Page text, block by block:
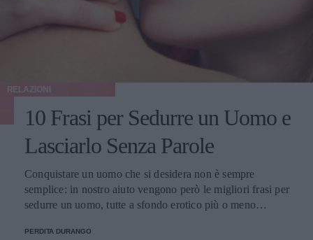
RELAZIONI
10 Frasi per Sedurre un Uomo e
Lasciarlo Senza Parole
Conquistare un uomo che si desidera non è sempre
semplice: in nostro aiuto vengono però le migliori frasi per
sedurre un uomo, tutte a sfondo erotico più o meno
PERDITA DURANGO